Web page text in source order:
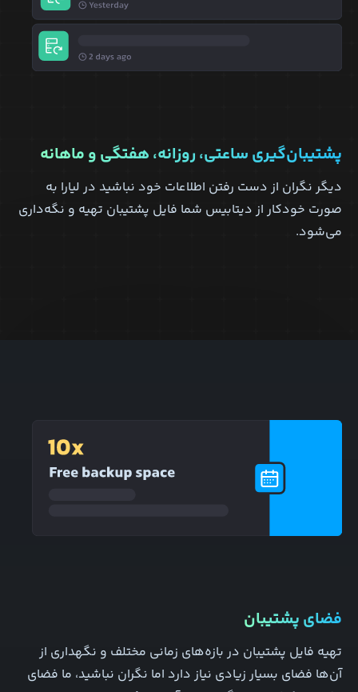
پشتیبان‌گیری ساعتی، روزانه، هفتگی و ماهانه
دیگر نگران از دست رفتن اطلاعات خود نباشید در لیارا به
صورت خودکار از دیتابیس شما فایل پشتیبان تهیه و نگه‌داری
می‌شود.
فضای پشتیبان
تهیه فایل پشتیبان در بازه‌های زمانی مختلف و نگهداری از
آن‌ها فضای بسیار زیادی نیاز دارد اما نگران نباشید، ما فضای